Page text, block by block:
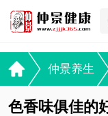
仲景养生
色香味俱佳的